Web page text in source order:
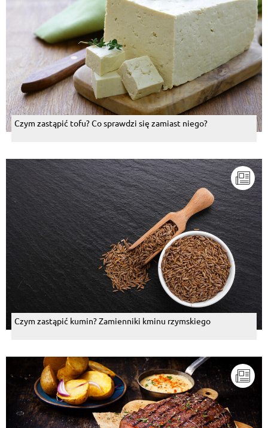
Czym zastąpić tofu? Co sprawdzi się zamiast niego?
Czym zastąpić kumin? Zamienniki kminu rzymskiego